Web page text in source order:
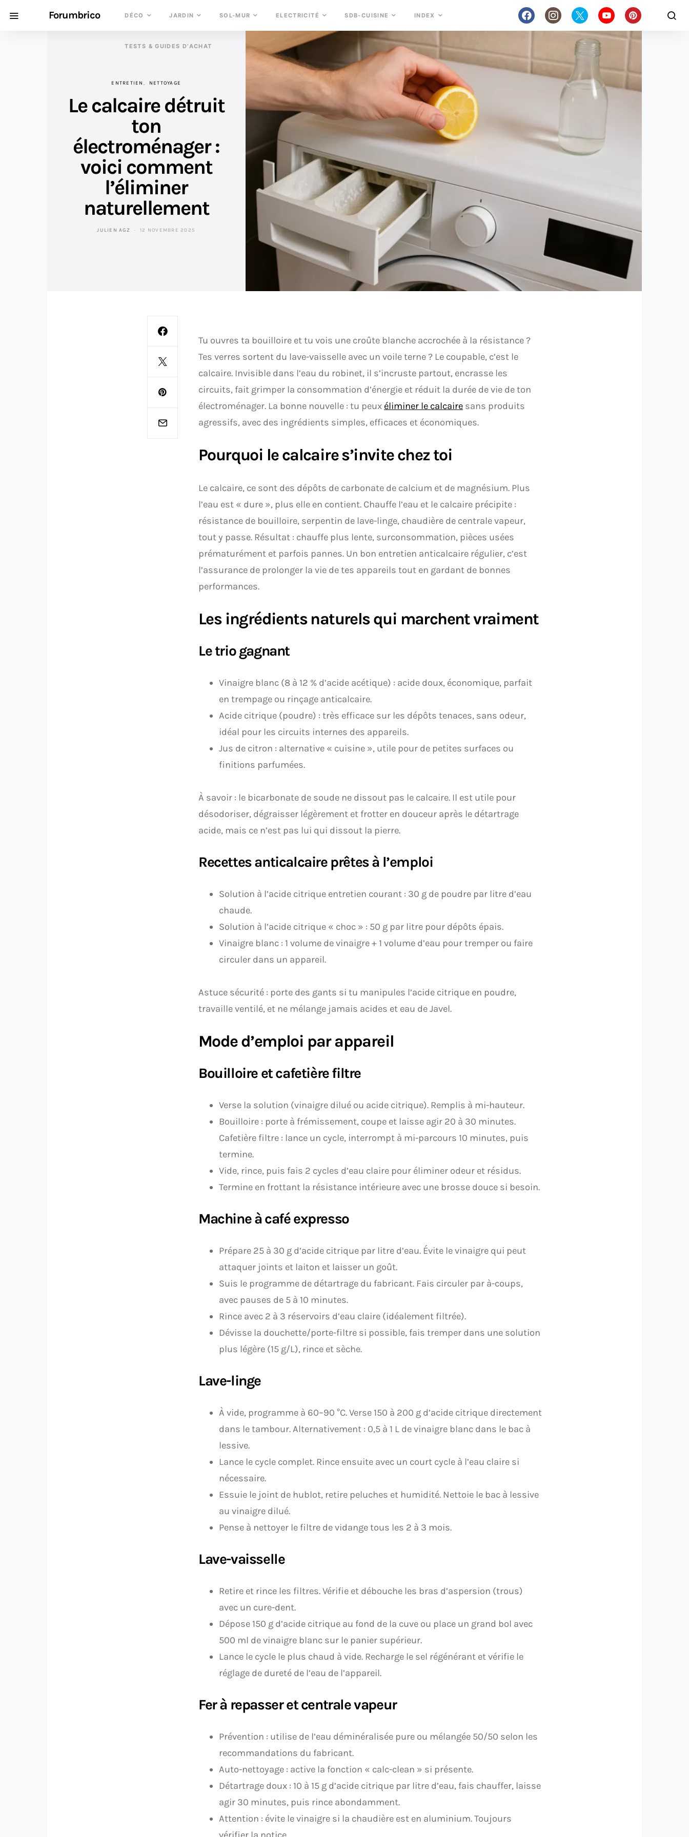
Forumbrico DÉCO JARDIN SOL-MUR ELECTRICITÉ SDB-CUISINE INDEX
TESTS & GUIDES D’ACHAT
ENTRETIEN NETTOYAGE
Le calcaire détruit
ton
électroménager :
voici comment
l’éliminer
naturellement
JULIEN AGZ 12 NOVEMBRE 2025
Tu ouvres ta bouilloire et tu vois une croûte blanche accrochée à la résistance ?
Tes verres sortent du lave-vaisselle avec un voile terne ? Le coupable, c’est le
calcaire. Invisible dans l’eau du robinet, il s’incruste partout, encrasse les
circuits, fait grimper la consommation d’énergie et réduit la durée de vie de ton
électroménager. La bonne nouvelle : tu peux éliminer le calcaire sans produits
agressifs, avec des ingrédients simples, efficaces et économiques.
Pourquoi le calcaire s’invite chez toi
Le calcaire, ce sont des dépôts de carbonate de calcium et de magnésium. Plus
l’eau est « dure », plus elle en contient. Chauffe l’eau et le calcaire précipite :
résistance de bouilloire, serpentin de lave-linge, chaudière de centrale vapeur,
tout y passe. Résultat : chauffe plus lente, surconsommation, pièces usées
prématurément et parfois pannes. Un bon entretien anticalcaire régulier, c’est
l’assurance de prolonger la vie de tes appareils tout en gardant de bonnes
performances.
Les ingrédients naturels qui marchent vraiment
Le trio gagnant
Vinaigre blanc (8 à 12 % d’acide acétique) : acide doux, économique, parfait
en trempage ou rinçage anticalcaire.
Acide citrique (poudre) : très efficace sur les dépôts tenaces, sans odeur,
idéal pour les circuits internes des appareils.
Jus de citron : alternative « cuisine », utile pour de petites surfaces ou
finitions parfumées.
À savoir : le bicarbonate de soude ne dissout pas le calcaire. Il est utile pour
désodoriser, dégraisser légèrement et frotter en douceur après le détartrage
acide, mais ce n’est pas lui qui dissout la pierre.
Recettes anticalcaire prêtes à l’emploi
Solution à l’acide citrique entretien courant : 30 g de poudre par litre d’eau
chaude.
Solution à l’acide citrique « choc » : 50 g par litre pour dépôts épais.
Vinaigre blanc : 1 volume de vinaigre + 1 volume d’eau pour tremper ou faire
circuler dans un appareil.
Astuce sécurité : porte des gants si tu manipules l’acide citrique en poudre,
travaille ventilé, et ne mélange jamais acides et eau de Javel.
Mode d’emploi par appareil
Bouilloire et cafetière filtre
Verse la solution (vinaigre dilué ou acide citrique). Remplis à mi-hauteur.
Bouilloire : porte à frémissement, coupe et laisse agir 20 à 30 minutes.
Cafetière filtre : lance un cycle, interrompt à mi-parcours 10 minutes, puis
termine.
Vide, rince, puis fais 2 cycles d’eau claire pour éliminer odeur et résidus.
Termine en frottant la résistance intérieure avec une brosse douce si besoin.
Machine à café expresso
Prépare 25 à 30 g d’acide citrique par litre d’eau. Évite le vinaigre qui peut
attaquer joints et laiton et laisser un goût.
Suis le programme de détartrage du fabricant. Fais circuler par à-coups,
avec pauses de 5 à 10 minutes.
Rince avec 2 à 3 réservoirs d’eau claire (idéalement filtrée).
Dévisse la douchette/porte-filtre si possible, fais tremper dans une solution
plus légère (15 g/L), rince et sèche.
Lave-linge
À vide, programme à 60–90 °C. Verse 150 à 200 g d’acide citrique directement
dans le tambour. Alternativement : 0,5 à 1 L de vinaigre blanc dans le bac à
lessive.
Lance le cycle complet. Rince ensuite avec un court cycle à l’eau claire si
nécessaire.
Essuie le joint de hublot, retire peluches et humidité. Nettoie le bac à lessive
au vinaigre dilué.
Pense à nettoyer le filtre de vidange tous les 2 à 3 mois.
Lave-vaisselle
Retire et rince les filtres. Vérifie et débouche les bras d’aspersion (trous)
avec un cure-dent.
Dépose 150 g d’acide citrique au fond de la cuve ou place un grand bol avec
500 ml de vinaigre blanc sur le panier supérieur.
Lance le cycle le plus chaud à vide. Recharge le sel régénérant et vérifie le
réglage de dureté de l’eau de l’appareil.
Fer à repasser et centrale vapeur
Prévention : utilise de l’eau déminéralisée pure ou mélangée 50/50 selon les
recommandations du fabricant.
Auto-nettoyage : active la fonction « calc-clean » si présente.
Détartrage doux : 10 à 15 g d’acide citrique par litre d’eau, fais chauffer, laisse
agir 30 minutes, puis rince abondamment.
Attention : évite le vinaigre si la chaudière est en aluminium. Toujours
vérifier la notice.